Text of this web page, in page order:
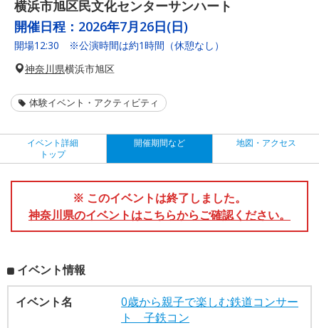
横浜市旭区民文化センターサンハート
開催日程： 2026年7月26日(日)
開場12:30 ※公演時間は約1時間（休憩なし）
神奈川県横浜市旭区
体験イベント・アクティビティ
イベント詳細
トップ
開催期間など 地図・アクセス
※ このイベントは終了しました。
神奈川県のイベントはこちらからご確認ください。
イベント情報
イベント名
0歳から親子で楽しむ鉄道コンサー
ト 子鉄コン